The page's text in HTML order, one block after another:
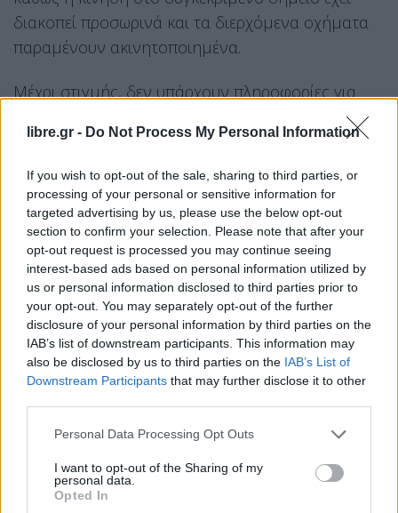
libre.gr - Do Not Process My Personal Information
If you wish to opt-out of the sale, sharing to third parties, or
processing of your personal or sensitive information for
targeted advertising by us, please use the below opt-out
section to confirm your selection. Please note that after your
opt-out request is processed you may continue seeing
interest-based ads based on personal information utilized by
us or personal information disclosed to third parties prior to
your opt-out. You may separately opt-out of the further
disclosure of your personal information by third parties on the
IAB’s list of downstream participants. This information may
also be disclosed by us to third parties on the IAB’s List of
Downstream Participants that may further disclose it to other
Personal Data Processing Opt Outs
I want to opt-out of the Sharing of my
personal data.
Opted In
διακοπεί προσωρινά και τα διερχόμενα οχήματα
παραμένουν ακινητοποιημένα.
Μέχρι στιγμής, δεν υπάρχουν πληροφορίες για
βρίσκονται στο σημείο για την αντιμετώπιση της
φωτιάς και την αποκατάσταση της κυκλοφορίας.
Email Copy Link
Tags: θεσσαλονίκη